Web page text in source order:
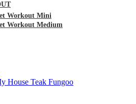
Workout Mini
Workout Medium
House Teak Fungoo